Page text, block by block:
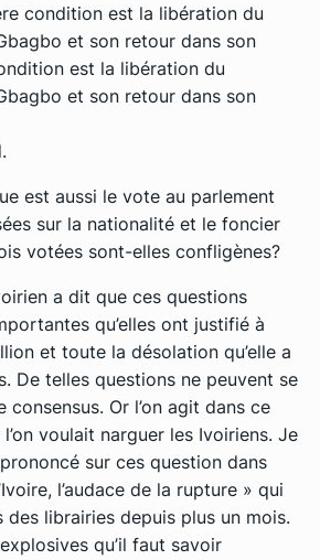
condition est la libération du
et son retour dans son
est la libération du
et son retour dans son
est aussi le vote au parlement
sur la nationalité et le foncier
votées sont-elles confligènes?
a dit que ces questions
qu’elles ont justifié à
et toute la désolation qu’elle a
De telles questions ne peuvent se
consensus. Or l’on agit dans ce
voulait narguer les Ivoiriens. Je
sur ces question dans
l’audace de la rupture » qui
des librairies depuis plus un mois.
qu’il faut savoir